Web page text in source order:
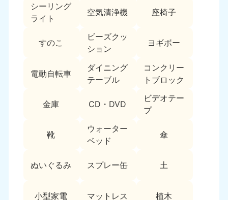
シーリング
ライト
空気清浄機 座椅子
すのこ
ビーズクッ
ション
ヨギボー
電動自転車
ダイニング
テーブル
コンクリー
トブロック
金庫 CD・DVD
ビデオテー
プ
靴
ウォーター
ベッド
傘
ぬいぐるみ スプレー缶 土
小型家電 マットレス 植木
050-1881-5256
9:00〜19:00 年中無休
050-1881-5260
9:00〜19:00 年中無休
福井県
050-1881-5258
9:00〜19:00 年中無休
石川県
9:00〜19:00 年中無休
050-1881-5262
9:00〜19:00 年中無休
山梨県
050-1881-5257
9:00〜19:00 年中無休
新潟県
050-1881-5263
近畿
大阪府 兵庫県